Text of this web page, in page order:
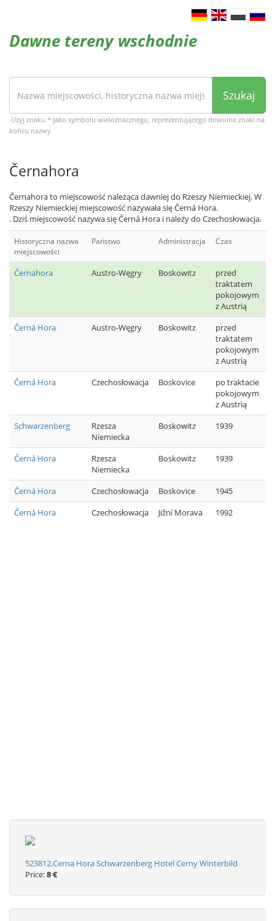
Dawne tereny wschodnie
Szukaj
Użyj znaku * jako symbolu wieloznacznego, reprezentującego dowolne znaki na
końcu nazwy
Černahora
Černahora to miejscowość należąca dawniej do Rzeszy Niemieckiej. W
Rzeszy Niemieckiej miejscowość nazywała się Černá Hora.
. Dziś miejscowość nazywa się Černá Hora i należy do Czechosłowacja.
Historyczna nazwa
miejscowości
Państwo Administracja Czas
Černahora Austro-Węgry Boskowitz
przed
traktatem
pokojowym
z Austrią
Černá Hora
Austro-Węgry Boskowitz
przed
traktatem
pokojowym
z Austrią
Černá Hora
Czechosłowacja Boskovice
po traktacie
pokojowym
z Austrią
Schwarzenberg
Rzesza
Niemiecka
Boskowitz 1939
Černá Hora
Rzesza
Niemiecka
Boskowitz 1939
Černá Hora Czechosłowacja Boskovice
1945
Černá Hora
Czechosłowacja Jižní Morava 1992
523812,Cerna Hora Schwarzenberg Hotel Cerny Winterbild
Price:8 €